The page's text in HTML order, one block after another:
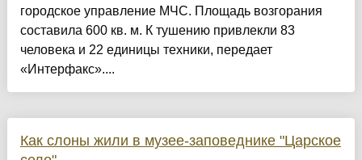
городское управление МЧС. Площадь возгорания
составила 600 кв. м. К тушению привлекли 83
человека и 22 единицы техники, передает
«Интерфакс»....
Как слоны жили в музее-заповеднике "Царское